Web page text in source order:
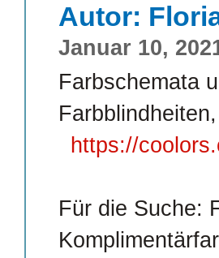
Autor:
Januar 10,
Farbschemata
https://
Für die Suche: